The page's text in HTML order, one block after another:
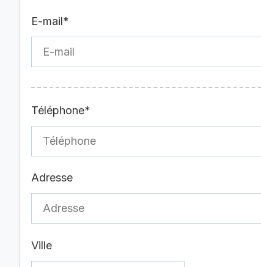
E-mail*
Téléphone*
Adresse
Ville